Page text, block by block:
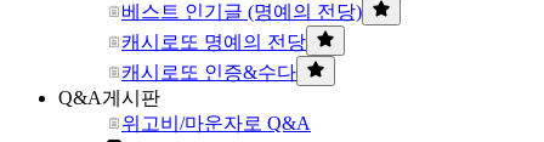
베스트 인기글 (명예의 전당)
캐시로또 명예의 전당
캐시로또 인증&수다
Q&A게시판
위고비/마운자로 Q&A